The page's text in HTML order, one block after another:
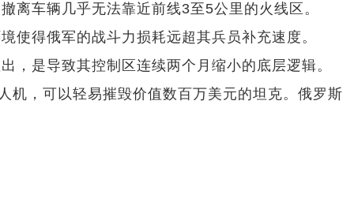
离车辆几乎无法靠近前线3至5公里的火线区。
使得俄军的战斗力损耗远超其兵员补充速度。
，是导致其控制区连续两个月缩小的底层逻辑。
机，可以轻易摧毁价值数百万美元的坦克。俄罗斯